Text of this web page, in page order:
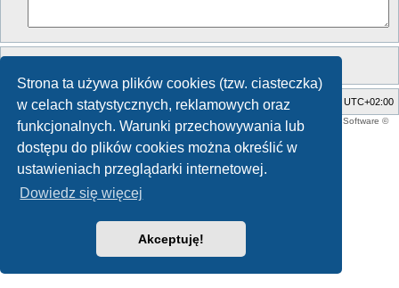
Strona ta używa plików cookies (tzw. ciasteczka)
w celach statystycznych, reklamowych oraz
funkcjonalnych. Warunki przechowywania lub
dostępu do plików cookies można określić w
ustawieniach przeglądarki internetowej.
Dowiedz się więcej
Akceptuję!
Strona główna Strefa czasowa UTC+02:00
Style developer by support forum tricolor Technologię dostarcza phpBB
® Forum Software ©
phpBB Limited
Polski pakiet językowy dostarcza
phpBB.pl